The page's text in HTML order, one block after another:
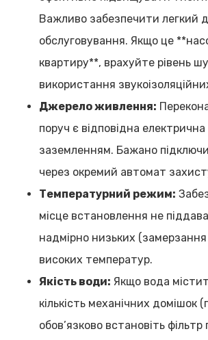
Важливо забезпечити легкий
обслуговування. Якщо це
квартиру**, врахуйте рівень
використання
Джерело живлення:
поруч є відповідна електрична
заземленням. Бажано
через окремий автомат
Температурний режим:
місце встановлення не
надмірно низьких
високих температур.
Якість води: Якщо вода
кількість механічних домішок
обов’язково встановіть фільтр